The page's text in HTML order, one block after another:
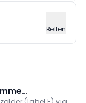
Bellen